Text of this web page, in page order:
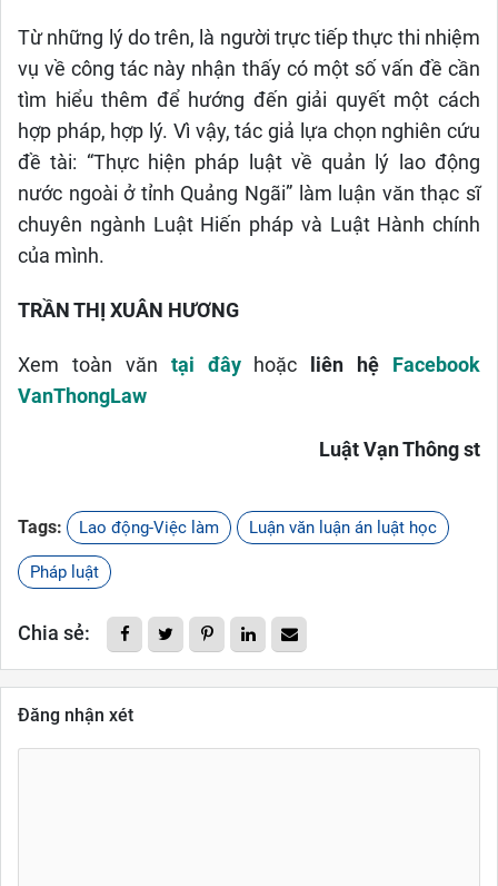
Từ những lý do trên, là người trực tiếp thực thi nhiệm
vụ về công tác này nhận thấy có một số vấn đề cần
tìm hiểu thêm để hướng đến giải quyết một cách
hợp pháp, hợp lý. Vì vậy, tác giả lựa chọn nghiên cứu
đề tài: “Thực hiện pháp luật về quản lý lao động
nước ngoài ở tỉnh Quảng Ngãi” làm luận văn thạc sĩ
chuyên ngành Luật Hiến pháp và Luật Hành chính
của mình.
TRẦN THỊ XUÂN HƯƠNG
Xem toàn văn tại đây hoặc liên hệ Facebook
VanThongLaw
Luật Vạn Thông st
Tags: Lao động-Việc làm Luận văn luận án luật học
Pháp luật
Chia sẻ:
Đăng nhận xét